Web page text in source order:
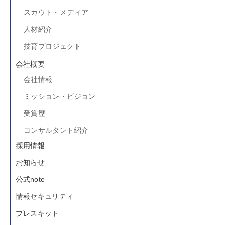
スカウト・メディア
人材紹介
技育プロジェクト
会社概要
会社情報
ミッション・ビジョン
受賞歴
コンサルタント紹介
採用情報
お知らせ
公式note
情報セキュリティ
プレスキット